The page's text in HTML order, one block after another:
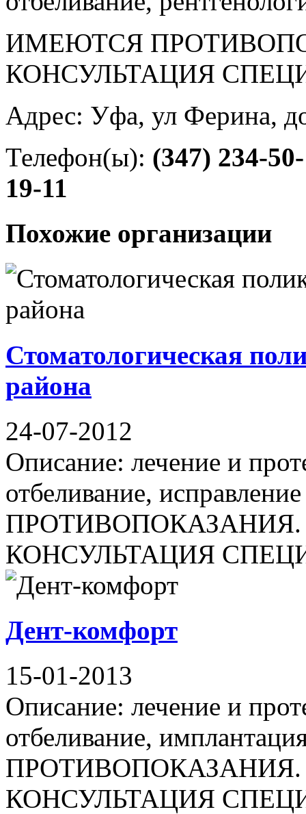
ИМЕЮТСЯ
КОНСУЛЬТАЦИЯ
Адрес: Уфа, ул Ферина,
Телефон(ы): (347) 234-
19-11
Похожие организации
Стоматологическая
района
24-07-2012
Описание: лечение и
отбеливание,
КОНСУЛЬТАЦИЯ
Дент-комфорт
15-01-2013
Описание: лечение и
отбеливание,
КОНСУЛЬТАЦИЯ